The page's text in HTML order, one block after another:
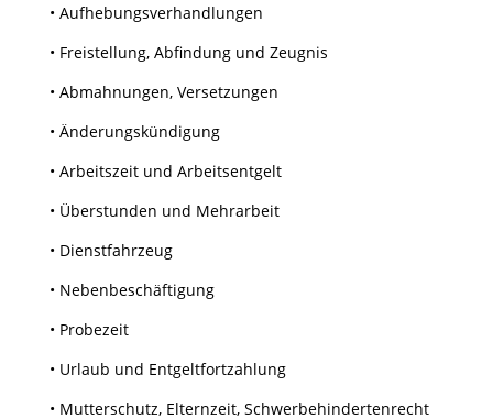
• Aufhebungsverhandlungen
• Freistellung, Abfindung und Zeugnis
• Abmahnungen, Versetzungen
• Änderungskündigung
• Arbeitszeit und Arbeitsentgelt
• Überstunden und Mehrarbeit
• Dienstfahrzeug
• Nebenbeschäftigung
• Probezeit
• Urlaub und Entgeltfortzahlung
• Mutterschutz, Elternzeit, Schwerbehindertenrecht